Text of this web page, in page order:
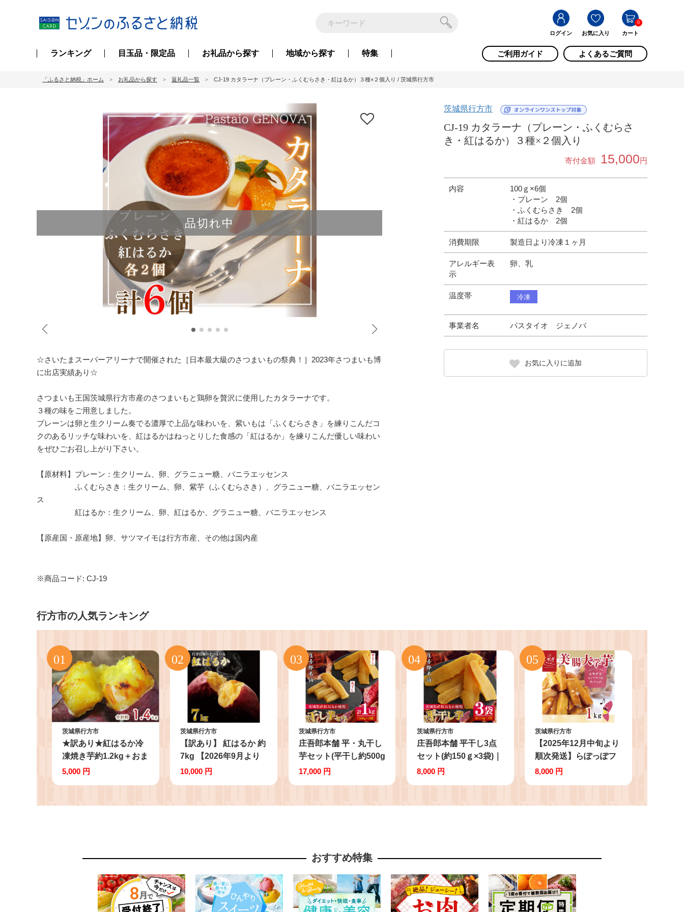
ログイン お気に入り カート
0
ランキング 目玉品・限定品 お礼品から探す 地域から探す 特集 ご利用ガイド よくあるご質問
「ふるさと納税」ホーム お礼品から探す 返礼品一覧 CJ-19 カタラーナ（プレーン・ふくむらさき・紅はるか）３種×２個入り / 茨城県行方市
品切れ中
茨城県行方市
CJ-19 カタラーナ（プレーン・ふくむらさ
き・紅はるか）３種×２個入り
寄付金額 15,000円
内容
100ｇ×6個
・プレーン 2個
・ふくむらさき 2個
・紅はるか 2個
消費期限 製造日より冷凍１ヶ月
アレルギー表
示
卵、乳
温度帯 冷凍
事業者名 パスタイオ ジェノバ
お気に入りに追加
☆さいたまスーパーアリーナで開催された［日本最大級のさつまいもの祭典！］2023年さつまいも博
に出店実績あり☆
さつまいも王国茨城県行方市産のさつまいもと鶏卵を贅沢に使用したカタラーナです。
３種の味をご用意しました。
プレーンは卵と生クリーム奏でる濃厚で上品な味わいを、紫いもは「ふくむらさき」を練りこんだコ
クのあるリッチな味わいを、紅はるかはねっとりした食感の「紅はるか」を練りこんだ優しい味わい
をぜひごお召し上がり下さい。
【原材料】プレーン：生クリーム、卵、グラニュー糖、バニラエッセンス
ふくむらさき：生クリーム、卵、紫芋（ふくむらさき）、グラニュー糖、バニラエッセン
ス
紅はるか：生クリーム、卵、紅はるか、グラニュー糖、バニラエッセンス
【原産国・原産地】卵、サツマイモは行方市産、その他は国内産
※商品コード: CJ-19
行方市の人気ランキング
茨城県行方市
★訳あり★紅はるか冷
凍焼き芋約1.2kg＋おま
かせ品種さつまいも
焼き芋 やきいも 冷凍
5,000 円
茨城県行方市
【訳あり】 紅はるか 約
7kg 【2026年9月より
順次発送】｜紅はるか
(CU-55-7)
10,000 円
茨城県行方市
庄吾郎本舗 平・丸干し
芋セット(平干し約500g
＋丸干し約500g)｜干し
紅はるか 熟成紅はるか
料無料(EV-3)
17,000 円
茨城県行方市
庄吾郎本舗 平干し3点
セット(約150ｇ×3袋)｜
干し芋 平干し芋 ほしい
まいも サツマイモ 無添
8,000 円
茨城県行方市
【2025年12月中旬より
順次発送】らぽっぽフ
ァーム【工場直送】美
マイモ だいがくいも ス
ファーム(CQ-19)
8,000 円
おすすめ特集